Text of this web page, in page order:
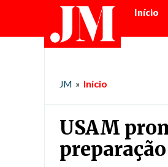
Início
JM » Início
USAM